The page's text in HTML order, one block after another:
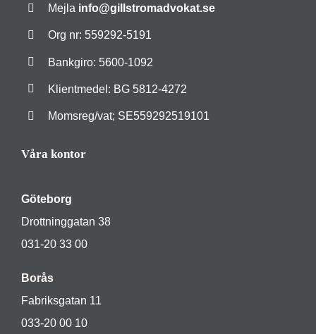
Mejla info@gillstromadvokat.se
Org nr: 559292-5191
Bankgiro: 5600-1092
Klientmedel: BG 5812-4272
Momsreg/vat; SE559292519101
Våra kontor
Göteborg
Drottninggatan 38
031-20 33 00
Borås
Fabriksgatan 11
033-20 00 10